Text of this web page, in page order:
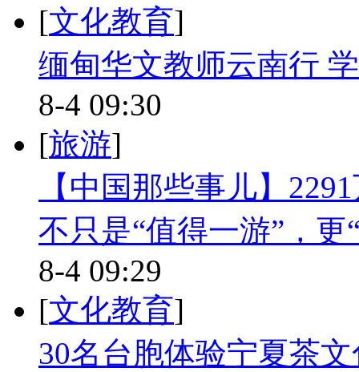
[文化教育]
缅甸华文教师云南行
8-4 09:30
[旅游]
【中国那些事儿】
不只是“值得一游”，更
8-4 09:29
[文化教育]
30名台胞体验宁夏茶文